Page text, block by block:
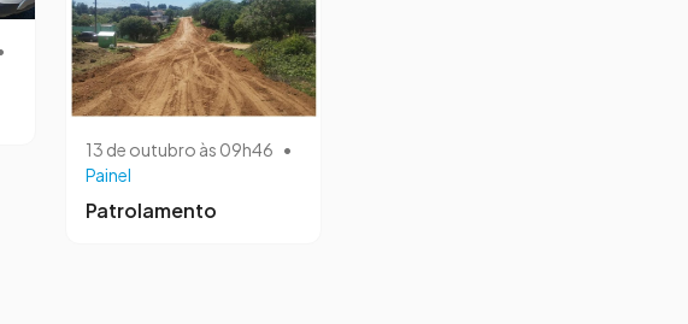
13 de outubro às 09h46 •
Painel
Patrolamento